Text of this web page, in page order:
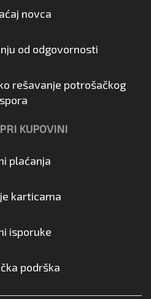
novca
od odgovornosti
rešavanje potrošačkog
spora
KUPOVINI
plaćanja
karticama
isporuke
podrška